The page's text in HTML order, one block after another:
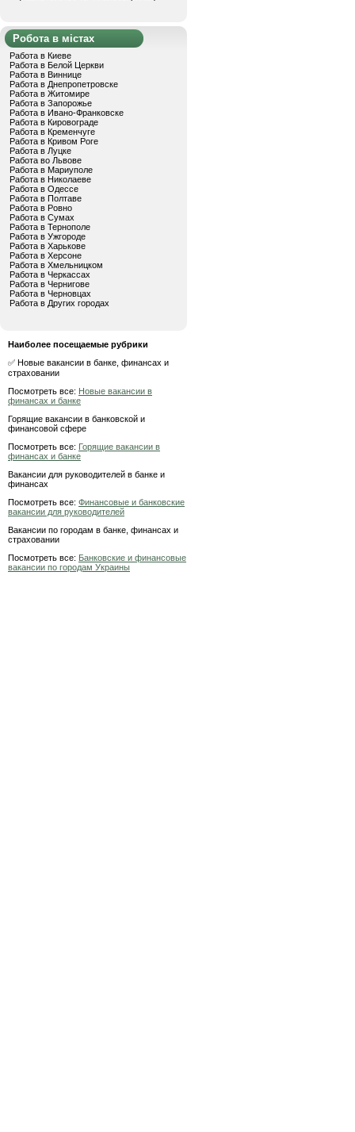
Робота в містах
Работа в Киеве
Работа в Белой Церкви
Работа в Виннице
Работа в Днепропетровске
Работа в Житомире
Работа в Запорожье
Работа в Ивано-Франковске
Работа в Кировограде
Работа в Кременчуге
Работа в Кривом Роге
Работа в Луцке
Работа во Львове
Работа в Мариуполе
Работа в Николаеве
Работа в Одессе
Работа в Полтаве
Работа в Ровно
Работа в Сумах
Работа в Тернополе
Работа в Ужгороде
Работа в Харькове
Работа в Херсоне
Работа в Хмельницком
Работа в Черкассах
Работа в Чернигове
Работа в Черновцах
Работа в Других городах
Наиболее посещаемые рубрики
✅ Новые вакансии в банке, финансах и
страховании
Посмотреть все: Новые вакансии в
финансах и банке
Горящие вакансии в банковской и
финансовой сфере
Посмотреть все: Горящие вакансии в
финансах и банке
Вакансии для руководителей в банке и
финансах
Посмотреть все: Финансовые и банковские
вакансии для руководителей
Вакансии по городам в банке, финансах и
страховании
Посмотреть все: Банковские и финансовые
вакансии по городам Украины